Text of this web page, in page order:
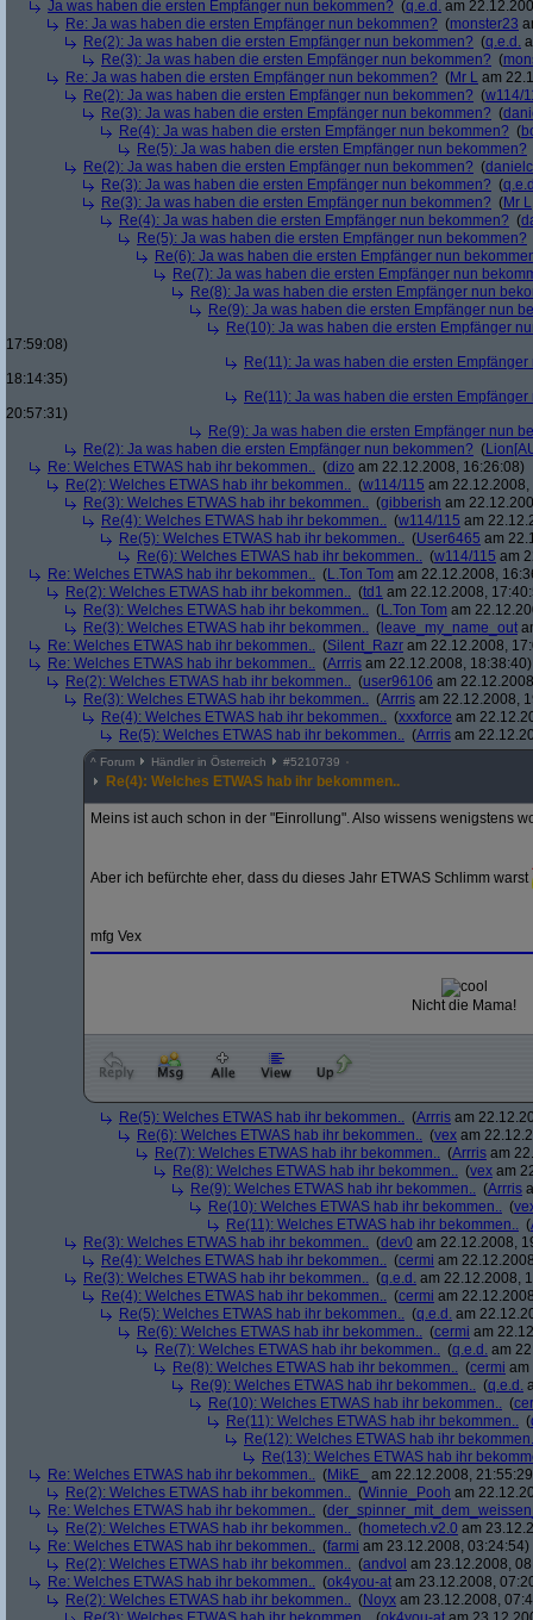
Ja was haben die ersten Empfänger nun bekommen? (q.e.d. am
Re: Ja was haben die ersten Empfänger nun bekommen? (monster23
Re(2): Ja was haben die ersten Empfänger nun bekommen? (q.e.d.
Re(3): Ja was haben die ersten Empfänger nun bekommen? (
Re: Ja was haben die ersten Empfänger nun bekommen? (Mr L am
Re(2): Ja was haben die ersten Empfänger nun bekommen? (w114/
Re(3): Ja was haben die ersten Empfänger nun bekommen? (
Re(4): Ja was haben die ersten Empfänger nun bekommen? (
Re(5): Ja was haben die ersten Empfänger nun bekommen?
Re(2): Ja was haben die ersten Empfänger nun bekommen? (
Re(3): Ja was haben die ersten Empfänger nun bekommen? (
Re(3): Ja was haben die ersten Empfänger nun bekommen? (Mr L
Re(4): Ja was haben die ersten Empfänger nun bekommen? (
Re(5): Ja was haben die ersten Empfänger nun bekommen?
Re(6): Ja was haben die ersten Empfänger nun
Re(7): Ja was haben die ersten Empfänger nun
Re(8): Ja was haben die ersten Empfänger nun
Re(9): Ja was haben die ersten Empfänger nun
Re(10): Ja was haben die ersten Empfänger
17:59:08)
Re(11): Ja was haben die ersten
18:14:35)
Re(11): Ja was haben die ersten
20:57:31)
Re(9): Ja was haben die ersten Empfänger nun
Re(2): Ja was haben die ersten Empfänger nun bekommen? (
Re: Welches ETWAS hab ihr bekommen.. (dizo am 22.12.2008, 16:26:08)
Re(2): Welches ETWAS hab ihr bekommen.. (w114/115 am
Re(3): Welches ETWAS hab ihr bekommen.. (gibberish am
Re(4): Welches ETWAS hab ihr bekommen.. (w114/115 am
Re(5): Welches ETWAS hab ihr bekommen.. (User6465 am
Re(6): Welches ETWAS hab ihr bekommen.. (w114/115 am
Re: Welches ETWAS hab ihr bekommen.. (L.Ton Tom am 22.12.2008,
Re(2): Welches ETWAS hab ihr bekommen.. (td1 am 22.12.2008,
Re(3): Welches ETWAS hab ihr bekommen.. (L.Ton Tom am
Re(3): Welches ETWAS hab ihr bekommen.. ( leave_my_name_out
Re: Welches ETWAS hab ihr bekommen.. (Silent_Razr am 22.12.2008,
Re: Welches ETWAS hab ihr bekommen.. (Arrris am 22.12.2008, 18:38:40)
Re(2): Welches ETWAS hab ihr bekommen.. (user96106 am
Re(3): Welches ETWAS hab ihr bekommen.. (Arrris am 22.12.2008,
Re(4): Welches ETWAS hab ihr bekommen.. (xxxforce am
Re(5): Welches ETWAS hab ihr bekommen.. (Arrris am
^ Forum Händler in Österreich #5210739
Re(4): Welches ETWAS hab ihr bekommen..
Meins ist auch schon in der "Einrollung". Also wissens wenigstens
Aber ich befürchte eher, dass du dieses Jahr ETWAS Schlimm warst
mfg Vex
Nicht die Mama!
Re(5): Welches ETWAS hab ihr bekommen.. (Arrris am
Re(6): Welches ETWAS hab ihr bekommen.. (vex am
Re(7): Welches ETWAS hab ihr bekommen.. (Arrris am
Re(8): Welches ETWAS hab ihr bekommen.. (vex am
Re(9): Welches ETWAS hab ihr bekommen.. (Arrris
Re(10): Welches ETWAS hab ihr bekommen.. (
Re(11): Welches ETWAS hab ihr bekommen.. (
Re(3): Welches ETWAS hab ihr bekommen.. (dev0 am 22.12.2008,
Re(4): Welches ETWAS hab ihr bekommen.. (cermi am
Re(3): Welches ETWAS hab ihr bekommen.. (q.e.d. am 22.12.2008,
Re(4): Welches ETWAS hab ihr bekommen.. (cermi am
Re(5): Welches ETWAS hab ihr bekommen.. (q.e.d. am
Re(6): Welches ETWAS hab ihr bekommen.. (cermi am
Re(7): Welches ETWAS hab ihr bekommen.. (q.e.d. am
Re(8): Welches ETWAS hab ihr bekommen.. (cermi am
Re(9): Welches ETWAS hab ihr bekommen.. (q.e.d.
Re(10): Welches ETWAS hab ihr bekommen.. (
Re(11): Welches ETWAS hab ihr bekommen.. (
Re(12): Welches ETWAS hab ihr
Re(13): Welches ETWAS hab ihr
Re: Welches ETWAS hab ihr bekommen.. (MikE_
am 22.12.2008,
Re(2): Welches ETWAS hab ihr bekommen.. (Winnie_Pooh am
Re: Welches ETWAS hab ihr bekommen.. (
Re(2): Welches ETWAS hab ihr bekommen.. (hometech.v2.0 am
Re: Welches ETWAS hab ihr bekommen.. (farmi am 23.12.2008, 03:24:54)
Re(2): Welches ETWAS hab ihr bekommen.. (andvol am 23.12.2008,
Re: Welches ETWAS hab ihr bekommen.. (ok4you-at am 23.12.2008,
Re(2): Welches ETWAS hab ihr bekommen.. (Noyx am 23.12.2008,